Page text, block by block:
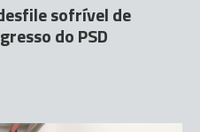
sofrível de
do PSD